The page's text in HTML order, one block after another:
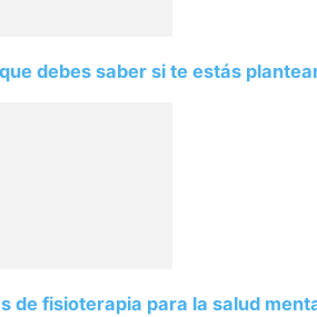
debes saber si te estás
de fisioterapia para la salud